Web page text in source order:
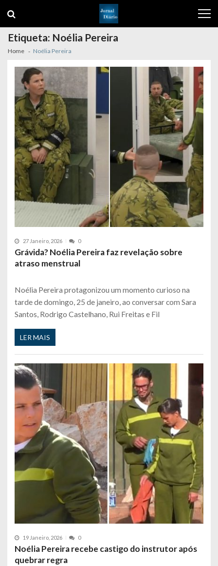
navigation
content
Etiqueta: Noélia Pereira
Home Noélia Pereira
27 Janeiro, 2026 0
Grávida? Noélia Pereira faz revelação sobre
atraso menstrual
Noélia Pereira protagonizou um momento curioso na
tarde de domingo, 25 de janeiro, ao conversar com Sara
Santos, Rodrigo Castelhano, Rui Freitas e Fil
LER MAIS
19 Janeiro, 2026 0
Noélia Pereira recebe castigo do instrutor após
quebrar regra